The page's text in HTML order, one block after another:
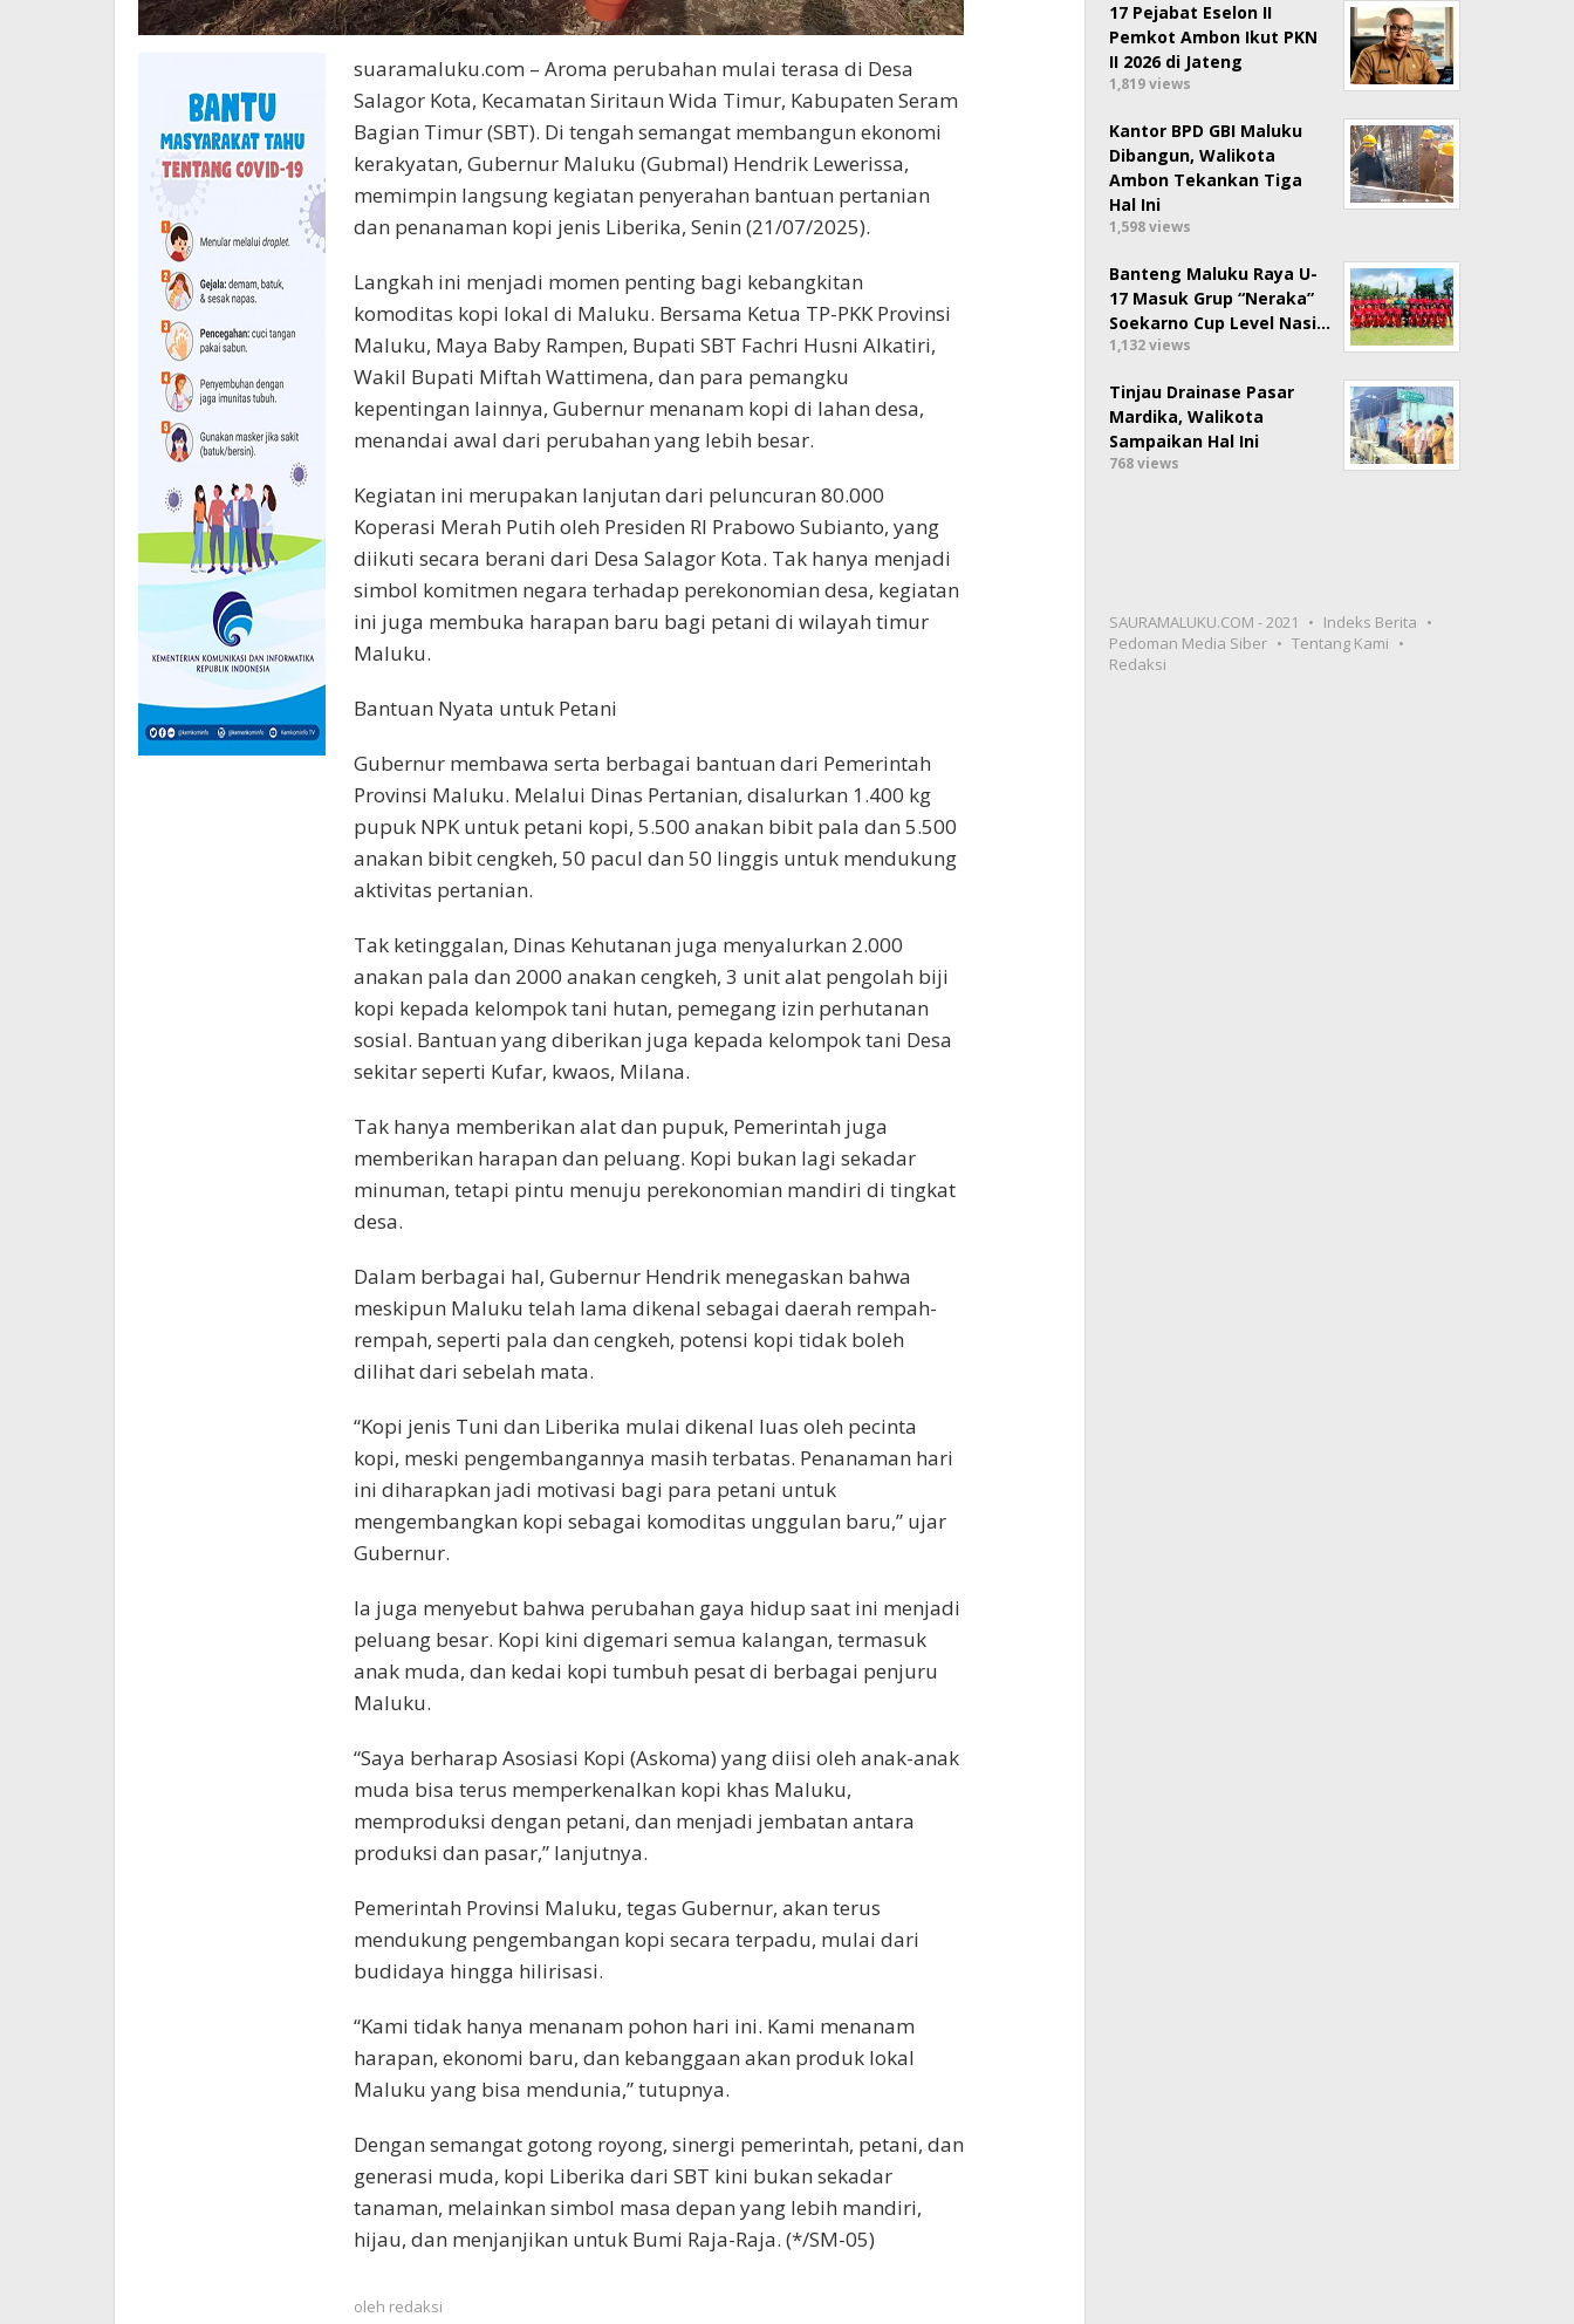
suaramaluku.com – Aroma perubahan mulai terasa di Desa
Salagor Kota, Kecamatan Siritaun Wida Timur, Kabupaten Seram
Bagian Timur (SBT). Di tengah semangat membangun ekonomi
kerakyatan, Gubernur Maluku (Gubmal) Hendrik Lewerissa,
memimpin langsung kegiatan penyerahan bantuan pertanian
dan penanaman kopi jenis Liberika, Senin (21/07/2025).
Langkah ini menjadi momen penting bagi kebangkitan
komoditas kopi lokal di Maluku. Bersama Ketua TP-PKK Provinsi
Maluku, Maya Baby Rampen, Bupati SBT Fachri Husni Alkatiri,
Wakil Bupati Miftah Wattimena, dan para pemangku
kepentingan lainnya, Gubernur menanam kopi di lahan desa,
menandai awal dari perubahan yang lebih besar.
Kegiatan ini merupakan lanjutan dari peluncuran 80.000
Koperasi Merah Putih oleh Presiden RI Prabowo Subianto, yang
diikuti secara berani dari Desa Salagor Kota. Tak hanya menjadi
simbol komitmen negara terhadap perekonomian desa, kegiatan
ini juga membuka harapan baru bagi petani di wilayah timur
Maluku.
Bantuan Nyata untuk Petani
Gubernur membawa serta berbagai bantuan dari Pemerintah
Provinsi Maluku. Melalui Dinas Pertanian, disalurkan 1.400 kg
pupuk NPK untuk petani kopi, 5.500 anakan bibit pala dan 5.500
anakan bibit cengkeh, 50 pacul dan 50 linggis untuk mendukung
aktivitas pertanian.
Tak ketinggalan, Dinas Kehutanan juga menyalurkan 2.000
anakan pala dan 2000 anakan cengkeh, 3 unit alat pengolah biji
kopi kepada kelompok tani hutan, pemegang izin perhutanan
sosial. Bantuan yang diberikan juga kepada kelompok tani Desa
sekitar seperti Kufar, kwaos, Milana.
Tak hanya memberikan alat dan pupuk, Pemerintah juga
memberikan harapan dan peluang. Kopi bukan lagi sekadar
minuman, tetapi pintu menuju perekonomian mandiri di tingkat
desa.
Dalam berbagai hal, Gubernur Hendrik menegaskan bahwa
meskipun Maluku telah lama dikenal sebagai daerah rempah-
rempah, seperti pala dan cengkeh, potensi kopi tidak boleh
dilihat dari sebelah mata.
“Kopi jenis Tuni dan Liberika mulai dikenal luas oleh pecinta
kopi, meski pengembangannya masih terbatas. Penanaman hari
ini diharapkan jadi motivasi bagi para petani untuk
mengembangkan kopi sebagai komoditas unggulan baru,” ujar
Gubernur.
Ia juga menyebut bahwa perubahan gaya hidup saat ini menjadi
peluang besar. Kopi kini digemari semua kalangan, termasuk
anak muda, dan kedai kopi tumbuh pesat di berbagai penjuru
Maluku.
“Saya berharap Asosiasi Kopi (Askoma) yang diisi oleh anak-anak
muda bisa terus memperkenalkan kopi khas Maluku,
memproduksi dengan petani, dan menjadi jembatan antara
produksi dan pasar,” lanjutnya.
Pemerintah Provinsi Maluku, tegas Gubernur, akan terus
mendukung pengembangan kopi secara terpadu, mulai dari
budidaya hingga hilirisasi.
“Kami tidak hanya menanam pohon hari ini. Kami menanam
harapan, ekonomi baru, dan kebanggaan akan produk lokal
Maluku yang bisa mendunia,” tutupnya.
Dengan semangat gotong royong, sinergi pemerintah, petani, dan
generasi muda, kopi Liberika dari SBT kini bukan sekadar
tanaman, melainkan simbol masa depan yang lebih mandiri,
hijau, dan menjanjikan untuk Bumi Raja-Raja. (*/SM-05)
oleh redaksi
17 Pejabat Eselon II
Pemkot Ambon Ikut PKN
II 2026 di Jateng
1,819 views
Kantor BPD GBI Maluku
Dibangun, Walikota
Ambon Tekankan Tiga
Hal Ini
1,598 views
Banteng Maluku Raya U-
17 Masuk Grup “Neraka”
Soekarno Cup Level Nasi…
1,132 views
Tinjau Drainase Pasar
Mardika, Walikota
Sampaikan Hal Ini
768 views
SAURAMALUKU.COM - 2021
Indeks Berita
Pedoman Media Siber
Tentang Kami
Redaksi